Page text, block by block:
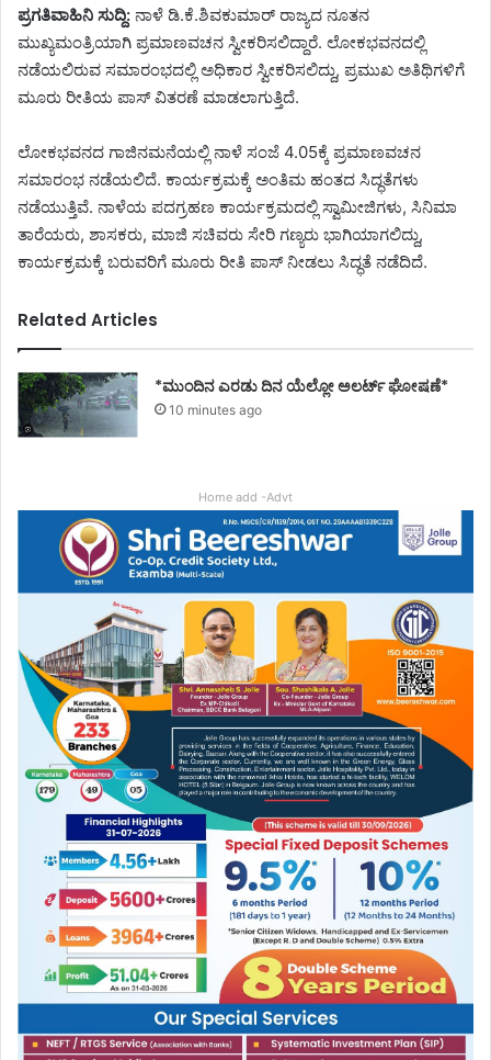
ಪ್ರಗತಿವಾಹಿನಿ ಸುದ್ದಿ: ನಾಳೆ ಡಿ.ಕೆ.ಶಿವಕುಮಾರ್ ರಾಜ್ಯದ ನೂತನ
ಮುಖ್ಯಮಂತ್ರಿಯಾಗಿ ಪ್ರಮಾಣವಚನ ಸ್ವೀಕರಿಸಲಿದ್ದಾರೆ. ಲೋಕಭವನದಲ್ಲಿ
ನಡೆಯಲಿರುವ ಸಮಾರಂಭದಲ್ಲಿ ಅಧಿಕಾರ ಸ್ವೀಕರಿಸಲಿದ್ದು, ಪ್ರಮುಖ ಅತಿಥಿಗಳಿಗೆ
ಮೂರು ರೀತಿಯ ಪಾಸ್ ವಿತರಣೆ ಮಾಡಲಾಗುತ್ತಿದೆ.
ಲೋಕಭವನದ ಗಾಜಿನಮನೆಯಲ್ಲಿ ನಾಳೆ ಸಂಜೆ 4.05ಕ್ಕೆ ಪ್ರಮಾಣವಚನ
ಸಮಾರಂಭ ನಡೆಯಲಿದೆ. ಕಾರ್ಯಕ್ರಮಕ್ಕೆ ಅಂತಿಮ ಹಂತದ ಸಿದ್ಧತೆಗಳು
ನಡೆಯುತ್ತಿವೆ. ನಾಳೆಯ ಪದಗ್ರಹಣ ಕಾರ್ಯಕ್ರಮದಲ್ಲಿ ಸ್ವಾಮೀಜಿಗಳು, ಸಿನಿಮಾ
ತಾರೆಯರು, ಶಾಸಕರು, ಮಾಜಿ ಸಚಿವರು ಸೇರಿ ಗಣ್ಯರು ಭಾಗಿಯಾಗಲಿದ್ದು,
ಕಾರ್ಯಕ್ರಮಕ್ಕೆ ಬರುವರಿಗೆ ಮೂರು ರೀತಿ ಪಾಸ್ ನೀಡಲು ಸಿದ್ಧತೆ ನಡೆದಿದೆ.
Related Articles
*ಮುಂದಿನ ಎರಡು ದಿನ ಯೆಲ್ಲೋ ಅಲರ್ಟ್ ಘೋಷಣೆ*
10 minutes ago
Home add -Advt